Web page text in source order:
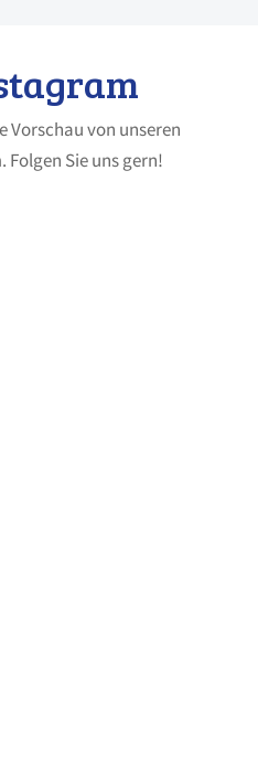
Vorschau von unseren
Sie uns gern!